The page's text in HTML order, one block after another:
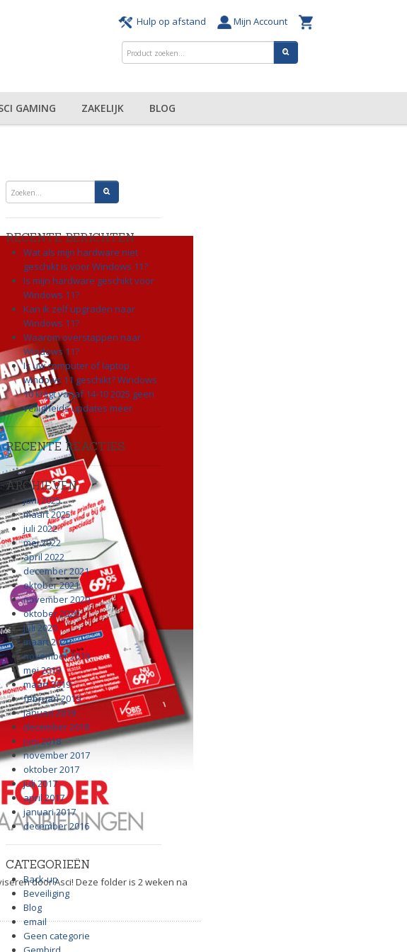
Hulp op afstand Mijn Account
GAMING ZAKELIJK BLOG
door Asci! Deze folder is 2 weken na
RECENTE BERICHTEN
Wat als mijn hardware niet
geschikt is voor Windows 11?
Is mijn hardware geschikt voor
Windows 11?
Kan ik zelf upgraden naar
Windows 11?
Waarom overstappen naar
Windows 11?
Is uw computer of laptop
windows 11 geschikt? Windows
10 krijgt vanaf 14-10 2025 geen
veiligheids updates meer
RECENTE REACTIES
ARCHIEVEN
juni 2025
maart 2025
juli 2022
mei 2022
april 2022
december 2021
oktober 2021
november 2020
oktober 2020
juli 2020
maart 2020
november 2019
mei 2019
maart 2019
februari 2019
januari 2019
december 2018
juni 2018
november 2017
oktober 2017
juli 2017
april 2017
januari 2017
december 2016
CATEGORIEËN
Back-up
Beveiliging
Blog
email
Geen categorie